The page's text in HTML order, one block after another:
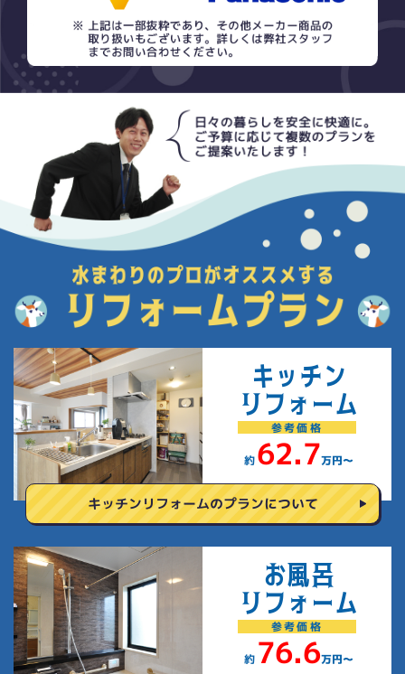
キッチン
リフォーム
参考価格
約 62.7万円〜
キッチンリフォームのプランについて
お風呂
リフォーム
参考価格
約 76.6万円〜